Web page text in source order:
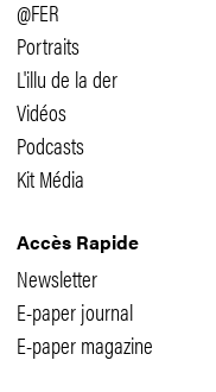
@FER
Portraits
L'illu de la der
Vidéos
Podcasts
Kit Média
Accès Rapide
Newsletter
E-paper journal
E-paper magazine